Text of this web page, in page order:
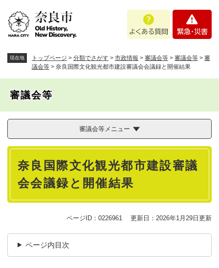
あ
問
・
現在地 トップページ > 分類でさがす > 市政情報 > 審議会等 > 審議会等 > 審
議会等 > 奈良国際文化観光都市建設審議会会議録と開催結果
審議会等
審議会等メニュー
本
奈良国際文化観光都市建設審議
会会議録と開催結果
ページID：0226961 更新日：2026年1月29日更新
ページ内目次